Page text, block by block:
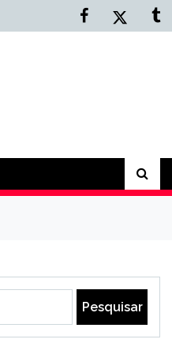
Empresa de limpeza
profissional de galpões
industriais: benefícios